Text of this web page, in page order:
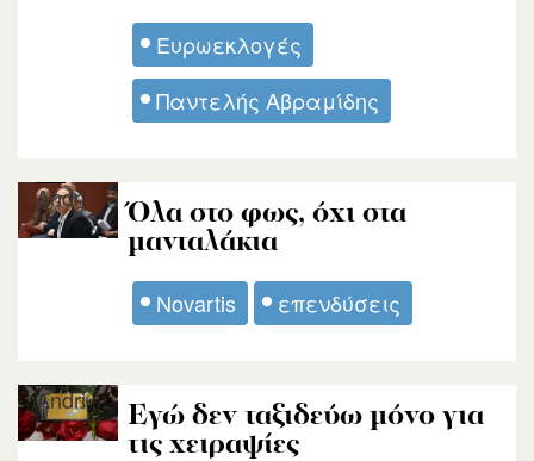
Ευρωεκλογές
Παντελής Αβραμίδης
Όλα στο φως, όχι στα
μανταλάκια
Novartis επενδύσεις
Andri
Εγώ δεν ταξιδεύω μόνο για
τις χειραψίες
Andri